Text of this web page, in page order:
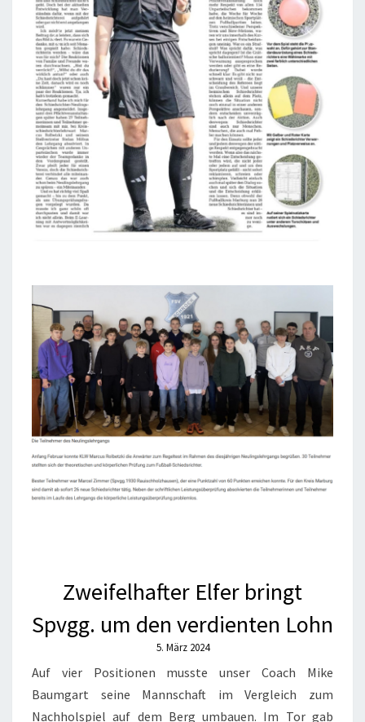
Zweifelhafter Elfer bringt
Spvgg. um den verdienten Lohn
5. März 2024
Auf vier Positionen musste unser Coach Mike
Baumgart seine Mannschaft im Vergleich zum
Nachholspiel auf dem Berg umbauen. Im Tor gab